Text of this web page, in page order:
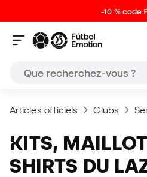
-10 % code
Articles officiels Clubs
KITS, MAILLOTS ET T-
SHIRTS DU